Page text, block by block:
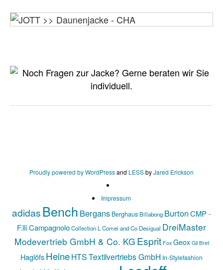
Proudly powered by WordPressand LESSbyJared Erickson
Impressum
adidas Bench Bergans Berghaus Billabong BurtonCMP -
F.lli CampagnoloCollection L Comei and Co Desigual DreiMaster
Modevertrieb GmbH & Co. KG Esprit Fox Geox Gil Bret
HaglöfsHeineHTS Textilvertriebs GmbH In-Stylefashion